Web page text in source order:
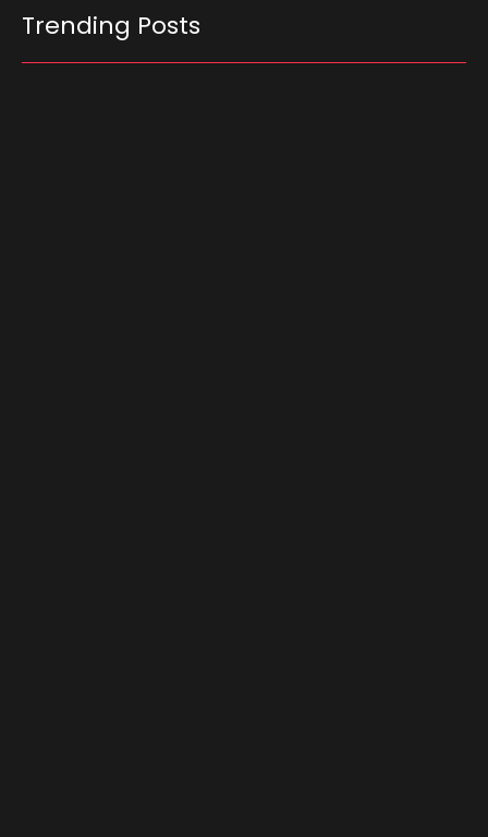
Trending Posts